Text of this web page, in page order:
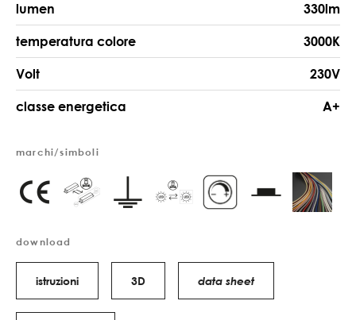
lumen 330lm
temperatura colore 3000K
Volt 230V
classe energetica A+
marchi/simboli
download
istruzioni 3D data sheet